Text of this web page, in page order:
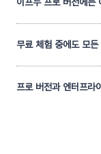
무료 체험 중에도 모
프로 버전과 엔터프라